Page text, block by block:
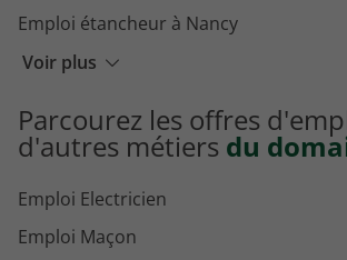
Voir plus
Emploi étancheur à Nancy
Emploi étancheur à Strasbourg
Emploi étancheur à Paris
Parcourez les offres
d'autres métiers du
Emploi Electricien
Emploi Maçon